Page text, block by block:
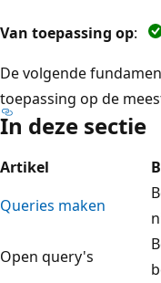
Van toepassing op:
De volgende
toepassing op de
In deze sectie
Artikel
Queries maken
Open query's